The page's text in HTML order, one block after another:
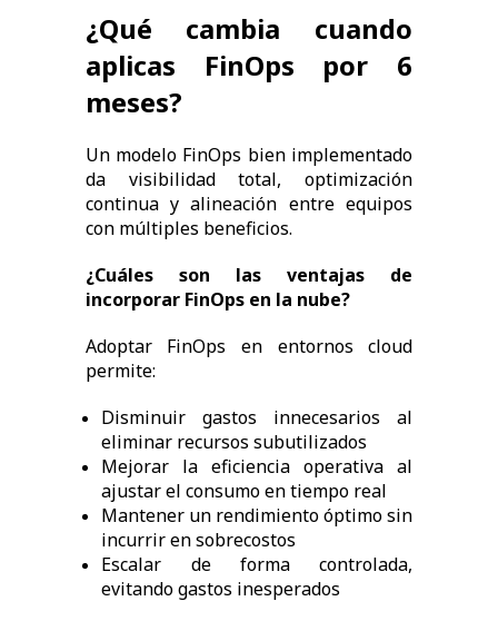
¿Qué cambia cuando
aplicas FinOps por 6
meses?
Un modelo FinOps bien implementado
da visibilidad total, optimización
continua y alineación entre equipos
con múltiples beneficios.
¿Cuáles son las ventajas de
incorporar FinOps en la nube?
Adoptar FinOps en entornos cloud
permite:
Disminuir gastos innecesarios al
eliminar recursos subutilizados
Mejorar la eficiencia operativa al
ajustar el consumo en tiempo real
Mantener un rendimiento óptimo sin
incurrir en sobrecostos
Escalar de forma controlada,
evitando gastos inesperados